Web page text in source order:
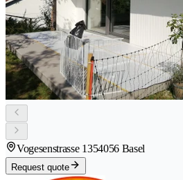
Vogesenstrasse 1354056 Basel
Request quote